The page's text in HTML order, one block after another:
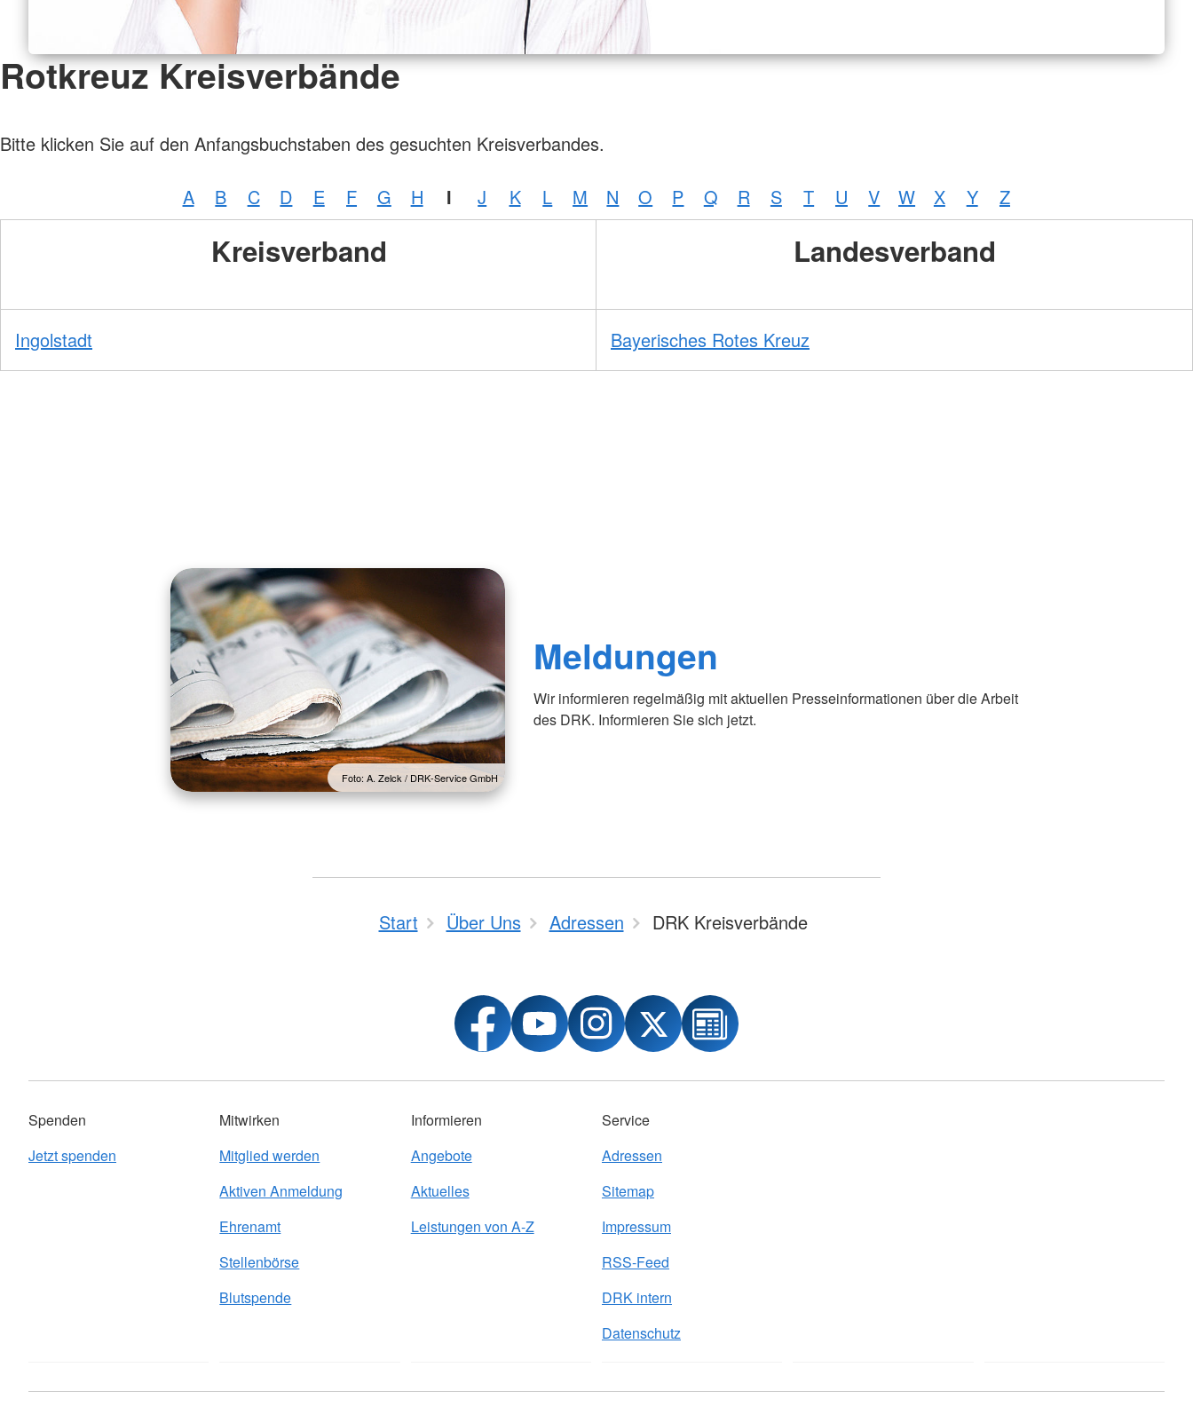
Rotkreuz Kreisverbände
Bitte klicken Sie auf den Anfangsbuchstaben des gesuchten Kreisverbandes.
A B C D E F G H I J K L M N O P Q R S T U V W X Y Z
Kreisverband Landesverband
Ingolstadt Bayerisches Rotes Kreuz
Karte:
Foto: A. Zelck / DRK-Service GmbH
Meldungen
Wir informieren regelmäßig mit aktuellen Presseinformationen über die Arbeit
des DRK. Informieren Sie sich jetzt.
Start Über Uns Adressen DRK Kreisverbände
Spenden
Jetzt spenden
Mitwirken
Mitglied werden
Aktiven Anmeldung
Ehrenamt
Stellenbörse
Blutspende
Informieren
Angebote
Aktuelles
Leistungen von A-Z
Service
Adressen
Sitemap
Impressum
RSS-Feed
DRK intern
Datenschutz